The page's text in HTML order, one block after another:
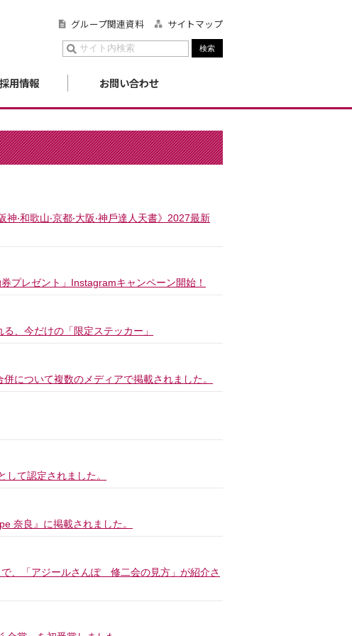
採用情報 お問い合わせ
グループ関連資料 サイトマップ
‧和歌山‧京都‧大阪‧神戶達人天書》2027最新
プレゼント」Instagramキャンペーン開始！
、今だけの「限定ステッカー」
について複数のメディアで掲載されました。
して認定されました。
奈良』に掲載されました。
、「アジールさんぽ 修二会の見方」が紹介さ